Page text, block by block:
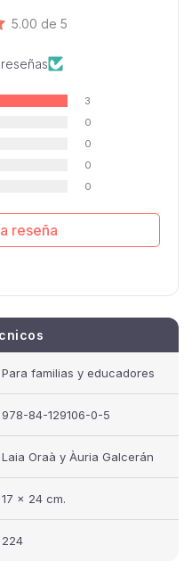
5.00 de 5
3
0
0
0
0
reseña
Para familias y educadores
978-84-129106-0-5
Laia Oraà y Àuria Galcerán
17 x 24 cm.
224